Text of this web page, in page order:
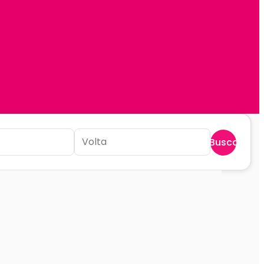
Buscar